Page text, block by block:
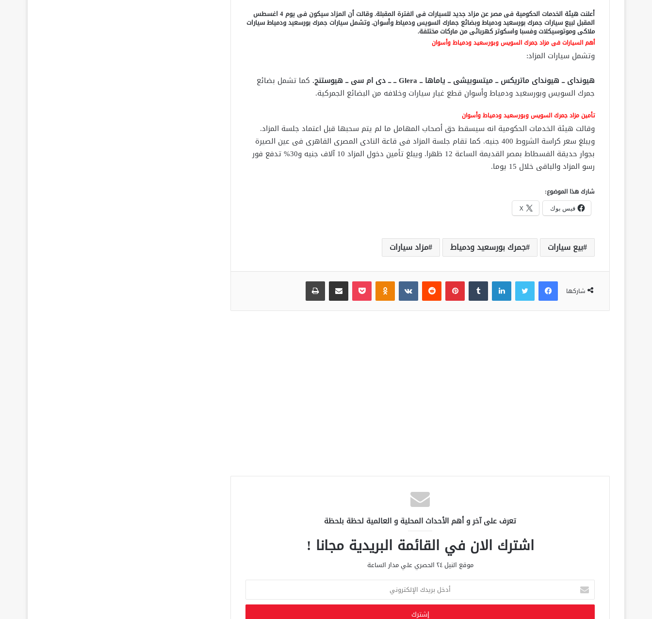
أعلنت هيئة الخدمات الحكومية فى مصر عن مزاد جديد للسيارات فى الفترة المقبلة. وقالت أن المزاد سيكون فى يوم 4 اغسطس
المقبل لبيع سيارات جمرك بورسعيد ودمياط وبضائع جمارك السويس ودمياط وأسوان. وتشمل سيارات جمرك بورسعيد ودمياط سيارات
ملاكى وموتوسيكلات وفسبا واسكوتر كهربائى من ماركات مختلفة.
أهم السيارات فى مزاد جمرك السويس وبورسعيد ودمياط وأسوان
وتشمل سيارات المزاد:
هيونداى ــ هيونداى ماتريكس ــ ميتسوبيشى ــ ياماها ــ Glera ــ ــ دى ام سى ــ هيوستنج.
كما تشمل بضائع
جمرك السويس وبورسعيد ودمياط وأسوان قطع غيار سيارات وخلافه من البضائع الجمركية.
تأمين مزاد جمرك السويس وبورسعيد ودمياط وأسوان
وقالت هيئة الخدمات الحكومية انه سيسقط حق أصحاب المهامل ما لم يتم سحبها قبل اعتماد جلسة المزاد.
ويبلغ سعر كراسة الشروط 400 جنيه. كما تقام جلسة المزاد فى قاعة النادى المصرى القاهرى فى عين الصيرة
بجوار حديقة الفسطاط بمصر القديمة الساعة 12 ظهرا. ويبلغ تأمين دخول المزاد 10 آلاف جنيه و30% تدفع فور
رسو المزاد والباقى خلال 15 يوما.
شارك هذا الموضوع:
فيس بوك X
بيع سيارات جمرك بورسعيد ودمياط مزاد سيارات
شاركها
فيسبوك لينكدإن بينتيريست بوكيت
تعرف على آخر و أهم الأحداث المحلية و العالمية لحظة بلحظة
اشترك الان في القائمة البريدية مجانا !
موقع النيل ٢٤ الحصري علي مدار الساعة
خ